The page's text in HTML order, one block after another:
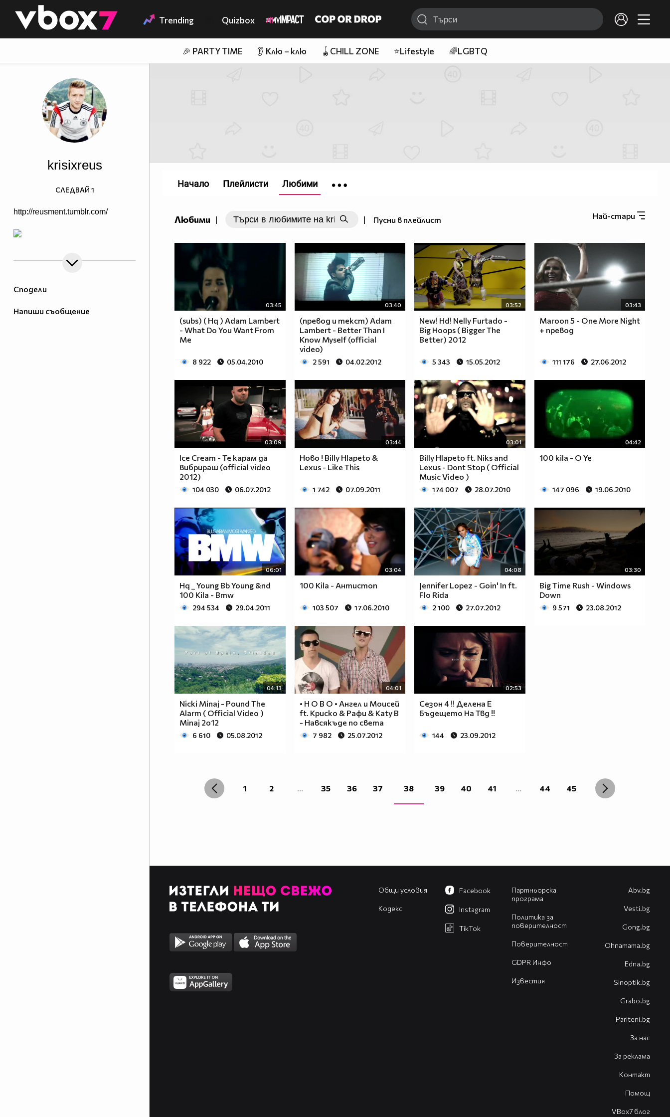
👾 Trending Quizbox
🎉 PARTY TIME 👂 Клю – клю 🪀CHILL ZONE ⭐Lifestyle 🌈LGBTQ
Сподели
Напиши съобщение
krisixreus
http://reusment.tumblr.com/
СЛЕДВАЙ 1
Любими | | Пусни в плейлист Най-стари
03:45
(subs) ( Hq ) Adam Lambert
- What Do You Want From
Me
8 922 05.04.2010
03:40
(превод и текст) Adam
Lambert - Better Than I
Know Myself (official
video)
2 591 04.02.2012
03:52
New! Hd! Nelly Furtado -
Big Hoops ( Bigger The
Better) 2012
5 343 15.05.2012
03:43
Maroon 5 - One More Night
+ превод
111 176 27.06.2012
03:09
Ice Cream - Те карам да
вибрираш (official video
2012)
104 030 06.07.2012
03:44
Hово ! Billy Hlapeto &
Lexus - Like This
1 742 07.09.2011
03:01
Billy Hlapeto ft. Niks and
Lexus - Dont Stop ( Official
Music Video )
174 007 28.07.2010
04:42
100 kila - O Ye
147 096 19.06.2010
06:01
Hq _ Young Bb Young &nd
100 Kila - Bmw
294 534 29.04.2011
03:04
100 Kila - Антистоп
103 507 17.06.2010
04:08
Jennifer Lopez - Goin' In ft.
Flo Rida
2 100 27.07.2012
03:30
Big Time Rush - Windows
Down
9 571 23.08.2012
04:13
Nicki Minaj - Pound The
Alarm ( Official Video )
Minaj 2o12
6 610 05.08.2012
04:01
• Н О В О • Ангел и Моисей
ft. Криско & Рафи & Katy B
- Навсякъде по света
7 982 25.07.2012
02:53
Сезон 4 !! Делена Е
Бъдещето На Твд !!
144 23.09.2012
1 2 ... 35 36 37 38 39 40 41 ... 44 45
Начало Плейлисти Любими
Общи условия
Кодекс
Партньорска
програма
Политика за
поверителност
Поверителност
GDPR Инфо
Известия
Facebook
Instagram
TikTok
Abv.bg
Vesti.bg
Gong.bg
Оhnamama.bg
Edna.bg
Sinoptik.bg
Grabo.bg
Pariteni.bg
За нас
За реклама
Контакт
Помощ
VBox7 блог